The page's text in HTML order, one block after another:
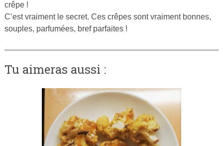
crêpe !
C’est vraiment le secret. Ces crêpes sont vraiment bonnes,
souples, parfumées, bref parfaites !
Tu aimeras aussi :